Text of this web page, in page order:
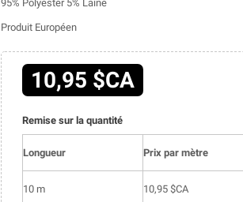
95% Polyester 5% Laine
Produit Européen
10,95 $CA
Remise sur la quantité
Longueur Prix par mètre
10 m 10,95 $CA